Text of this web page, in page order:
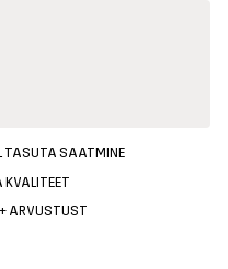
TASUTA SAATMINE
KVALITEET
ARVUSTUST